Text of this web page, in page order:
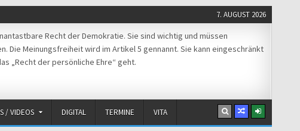
7. AUGUST 2026
Recht der Demokratie. Sie sind wichtig und müssen
Die Meinungsfreiheit wird im Artikel 5 gennannt. Sie kann eingeschränkt
„Recht der persönliche Ehre“ geht.
/ VIDEOS DIGITAL TERMINE VITA